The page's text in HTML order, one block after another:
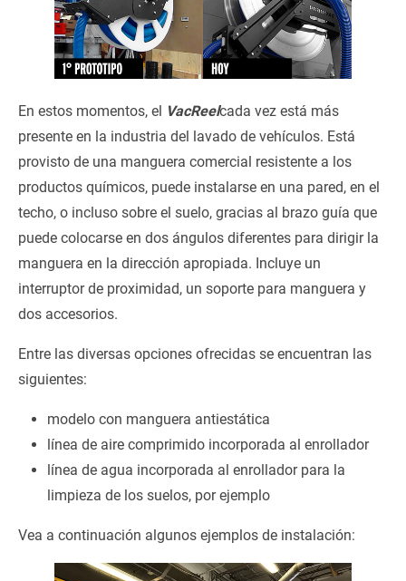
En estos momentos, el VacReelcada vez está más
presente en la industria del lavado de vehículos. Está
provisto de una manguera comercial resistente a los
productos químicos, puede instalarse en una pared, en el
techo, o incluso sobre el suelo, gracias al brazo guía que
puede colocarse en dos ángulos diferentes para dirigir la
manguera en la dirección apropiada. Incluye un
interruptor de proximidad, un soporte para manguera y
dos accesorios.
Entre las diversas opciones ofrecidas se encuentran las
siguientes:
modelo con manguera antiestática
línea de aire comprimido incorporada al enrollador
línea de agua incorporada al enrollador para la
limpieza de los suelos, por ejemplo
Vea a continuación algunos ejemplos de instalación: